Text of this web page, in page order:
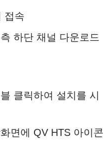
접속
하단 채널 다운로드
클릭하여 설치를 시
면에 QV HTS 아이콘